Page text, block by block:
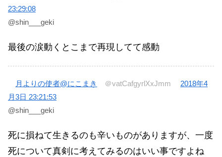
23:29:08
@shin___geki
最後の涙動くとこまで再現してて感動
月よりの使者@にこまき ＠vatCafgyrlXxJmm
2018年4
月3日 23:21:53
@shin___geki
死に損ねて生きるのも辛いものがありますが、一度
死について真剣に考えてみるのはいい事ですよね